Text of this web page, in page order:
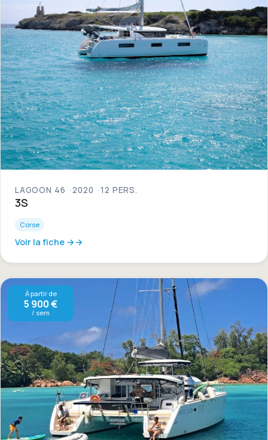
LAGOON 46 2020 12 PERS.
3S
Corse
Voir la fiche →
À partir de
5 900 €
/ sem